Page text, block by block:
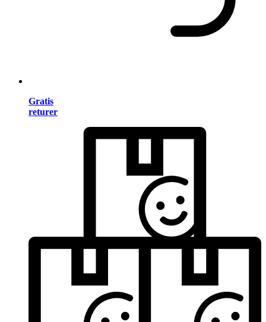
Gratis
returer